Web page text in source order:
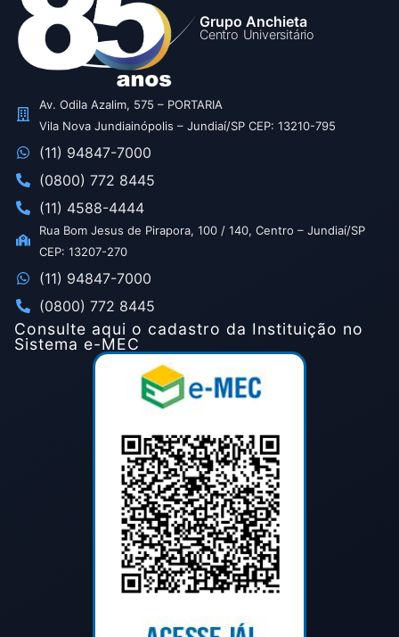
Grupo Anchieta
Centro Universitário
Av. Odila Azalim, 575 – PORTARIA
Vila Nova Jundiainópolis – Jundiaí/SP CEP: 13210-795
(11) 94847-7000
(0800) 772 8445
(11) 4588-4444
Rua Bom Jesus de Pirapora, 100 / 140, Centro – Jundiaí/SP
CEP: 13207-270
(11) 94847-7000
(0800) 772 8445
Consulte aqui o cadastro da Instituição no
Sistema e-MEC